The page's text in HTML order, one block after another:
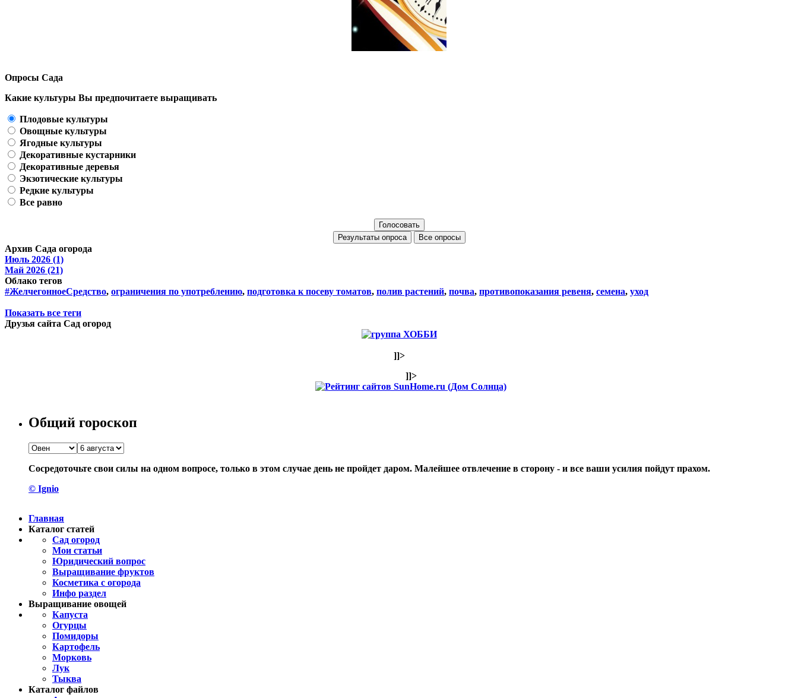
Опросы Сада
Какие культуры Вы предпочитаете выращивать
Плодовые культуры
Овощные культуры
Ягодные культуры
Декоративные кустарники
Декоративные деревья
Экзотические культуры
Редкие культуры
Все равно
Все опросы
Архив Сада огорода
Июль 2026 (1)
Май 2026 (21)
Облако тегов
#ЖелчегонноеСредство, ограничения по употреблению, подготовка к посеву томатов, полив растений, почва, противопоказания ревеня, семена, уход
Показать все теги
Друзья сайта Сад огород
]]>
]]>
Общий гороскоп
Сосредоточьте свои силы на одном вопросе, только в этом случае день не пройдет даром. Малейшее отвлечение в сторону - и все ваши усилия пойдут прахом.
© Ignio
Главная
Каталог статей
Сад огород
Мои статьи
Юридический вопрос
Выращивание фруктов
Косметика с огорода
Инфо раздел
Выращивание овощей
Капуста
Огурцы
Помидоры
Картофель
Морковь
Лук
Тыква
Каталог файлов